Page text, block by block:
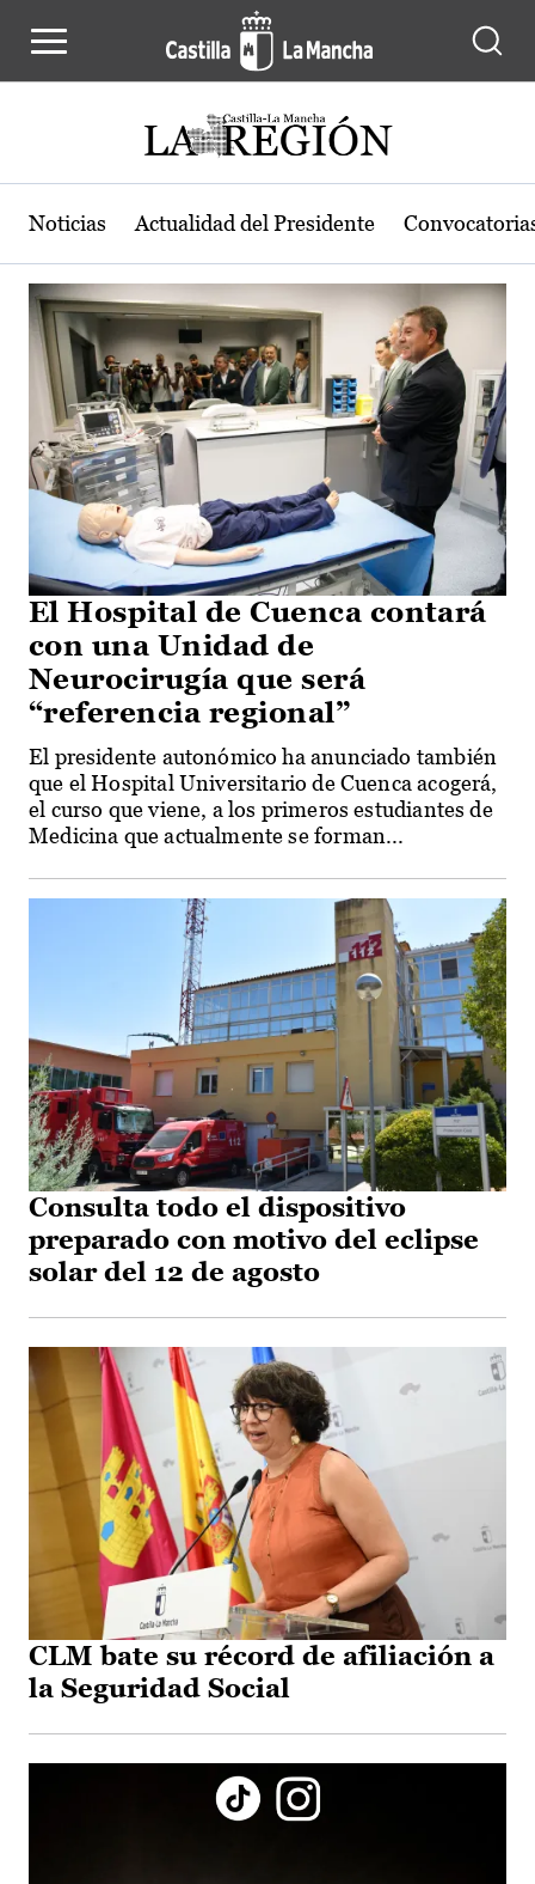
Actualidad de la región de Castilla-
Noticias Actualidad del Presidente
El Hospital de Cuenca contará
con una Unidad de
Neurocirugía que será
“referencia regional”
El presidente autonómico ha anunciado también
que el Hospital Universitario de Cuenca acogerá,
el curso que viene, a los primeros estudiantes de
Medicina que actualmente se forman...
Consulta todo el dispositivo
preparado con motivo del eclipse
solar del 12 de agosto
CLM bate su récord de afiliación a
la Seguridad Social